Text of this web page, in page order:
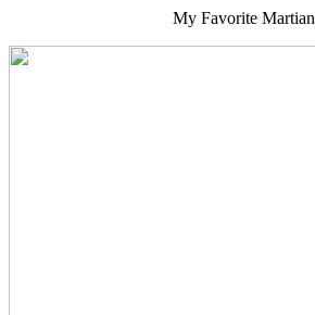
My Favorite Martian